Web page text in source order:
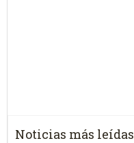
Noticias más